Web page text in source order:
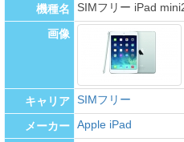
機種名 SIMフリー iPad
画像
キャリア SIMフリー
メーカー Apple iPad